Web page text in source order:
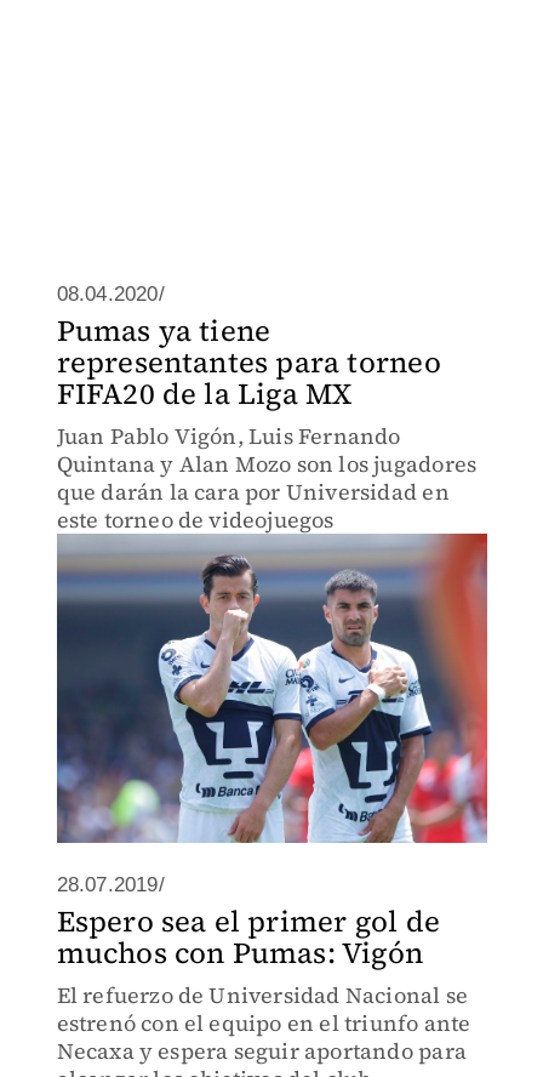
08.04.2020/
Pumas ya tiene
representantes para torneo
FIFA20 de la Liga MX
Juan Pablo Vigón, Luis Fernando
Quintana y Alan Mozo son los jugadores
que darán la cara por Universidad en
este torneo de videojuegos
28.07.2019/
Espero sea el primer gol de
muchos con Pumas: Vigón
El refuerzo de Universidad Nacional se
estrenó con el equipo en el triunfo ante
Necaxa y espera seguir aportando para